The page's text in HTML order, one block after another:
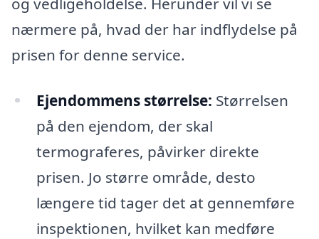
nærmere på, hvad der har indflydelse på
prisen for denne service.
Ejendommens størrelse: Størrelsen
på den ejendom, der skal
termograferes, påvirker direkte
prisen. Jo større område, desto
længere tid tager det at gennemføre
inspektionen, hvilket kan medføre